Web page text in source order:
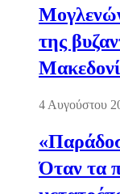
της
4 Αυγούστου
Όταν τα